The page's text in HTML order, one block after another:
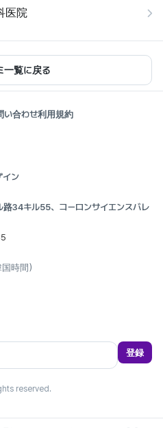
医院
一覧に戻る
い合わせ利用規約
イン
34キル55、コーロンサイエンスバレ
時間）
登録
reserved.